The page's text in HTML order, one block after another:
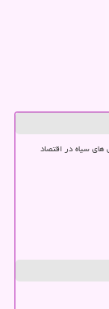
سیاه در اقتصاد